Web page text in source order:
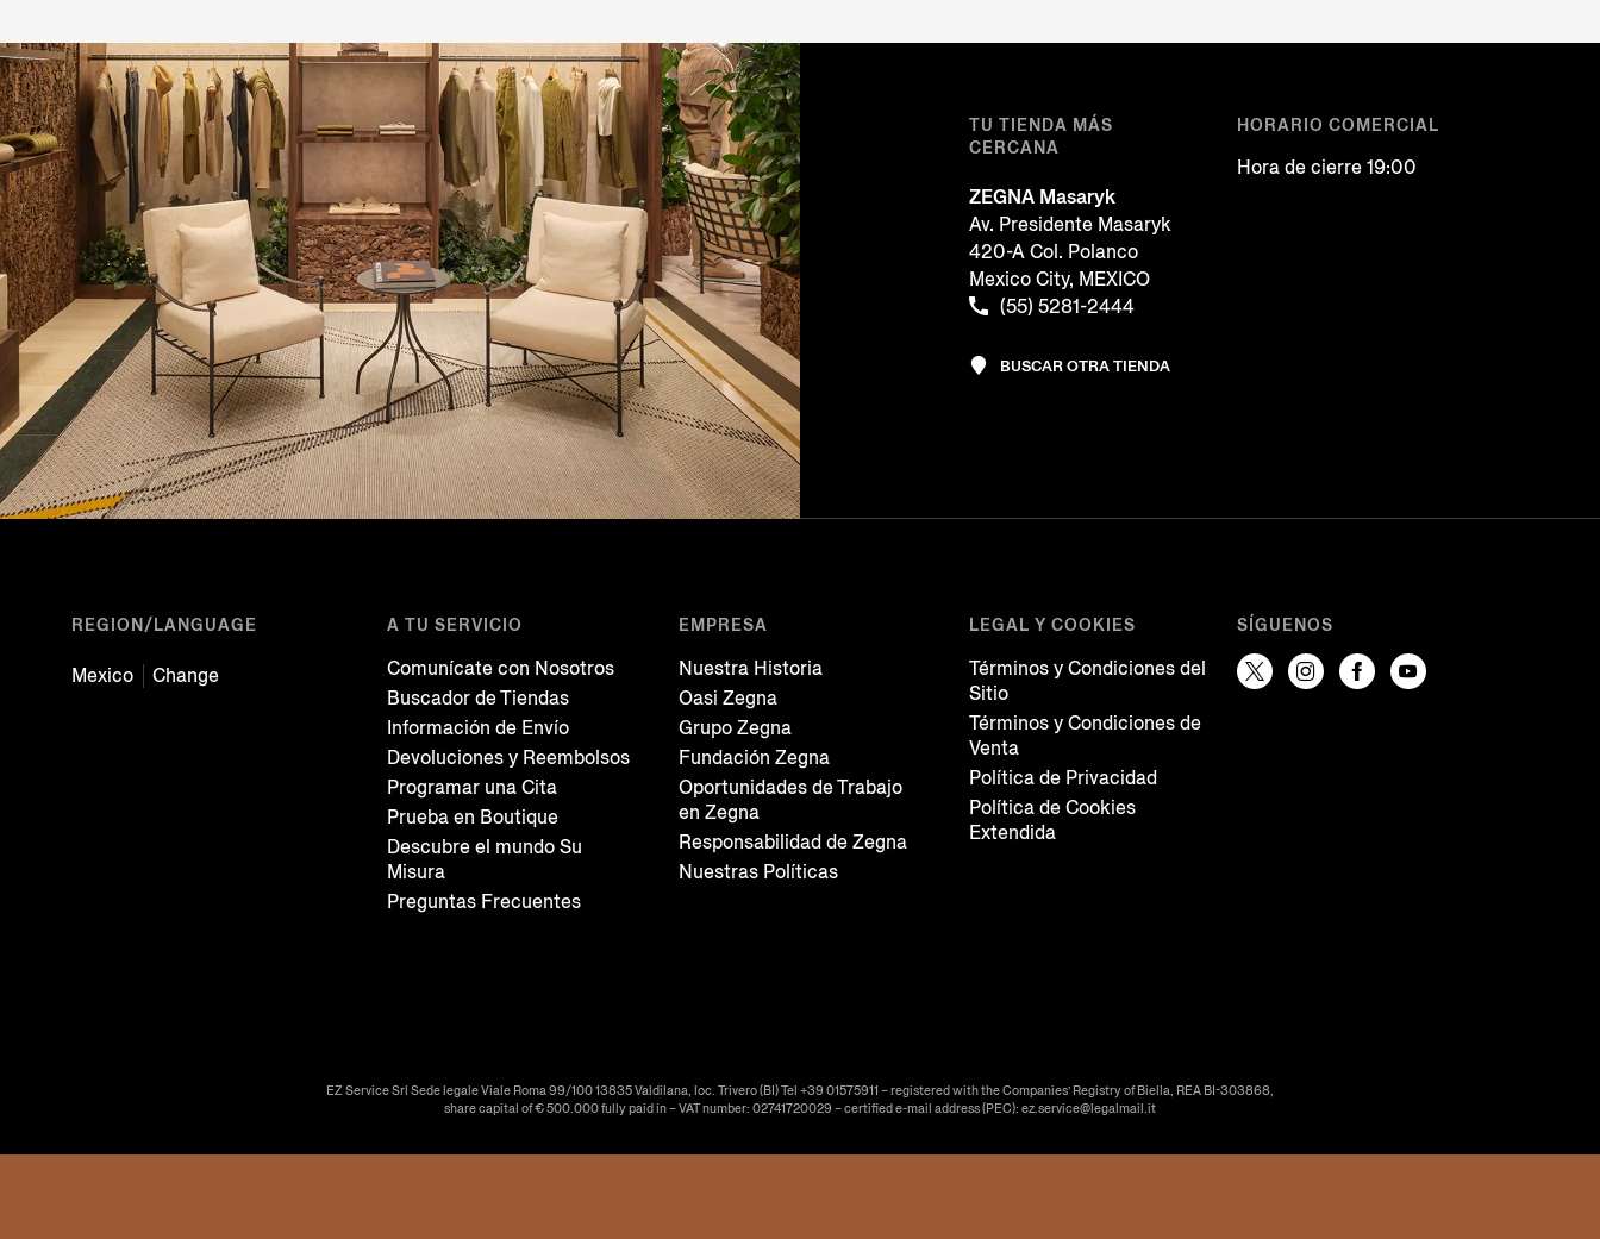
TU TIENDA MÁS
CERCANA
ZEGNA Masaryk
Av. Presidente Masaryk
420-A Col. Polanco
Mexico City, MEXICO
(55) 5281-2444
HORARIO COMERCIAL
Hora de cierre 19:00
BUSCAR OTRA TIENDA
REGION/LANGUAGE
Mexico Change
A TU SERVICIO
Comunícate con Nosotros
Buscador de Tiendas
Información de Envío
Devoluciones y Reembolsos
Programar una Cita
Prueba en Boutique
Descubre el mundo Su
Misura
Preguntas Frecuentes
EMPRESA
Nuestra Historia
Oasi Zegna
Grupo Zegna
Fundación Zegna
Oportunidades de Trabajo
en Zegna
Responsabilidad de Zegna
Nuestras Políticas
LEGAL Y COOKIES
Términos y Condiciones del
Sitio
Términos y Condiciones de
Venta
Política de Privacidad
Política de Cookies
Extendida
SÍGUENOS
EZ Service Srl Sede legale Viale Roma 99/100 13835 Valdilana, loc. Trivero (BI) Tel +39 01575911 – registered with the Companies’ Registry of Biella, REA BI-303868,
share capital of € 500.000 fully paid in – VAT number: 02741720029 – certified e-mail address (PEC): ez.service@legalmail.it